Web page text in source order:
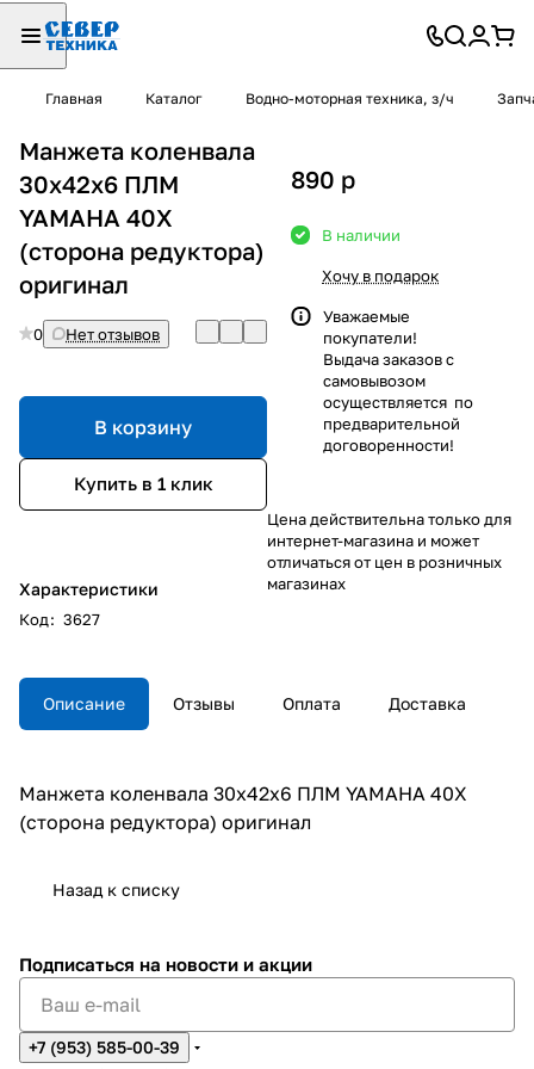
Главная Каталог Водно-моторная техника, з/ч
Манжета коленвала
30х42х6 ПЛМ
YAMAHA 40X
(сторона редуктора)
оригинал
0 Нет отзывов
В корзину
Купить в 1 клик
Характеристики
Код: 3627
890 p
В наличии
Хочу в подарок
Уважаемые
покупатели!
Выдача заказов с
самовывозом
осуществляется по
предварительной
договоренности!
Цена действительна только для
интернет-магазина и может
отличаться от цен в розничных
магазинах
Описание Отзывы Оплата Доставка
Манжета коленвала 30х42х6 ПЛМ YAMAHA 40X
(сторона редуктора) оригинал
Назад к списку
Подписаться на новости и акции
+7 (953) 585-00-39